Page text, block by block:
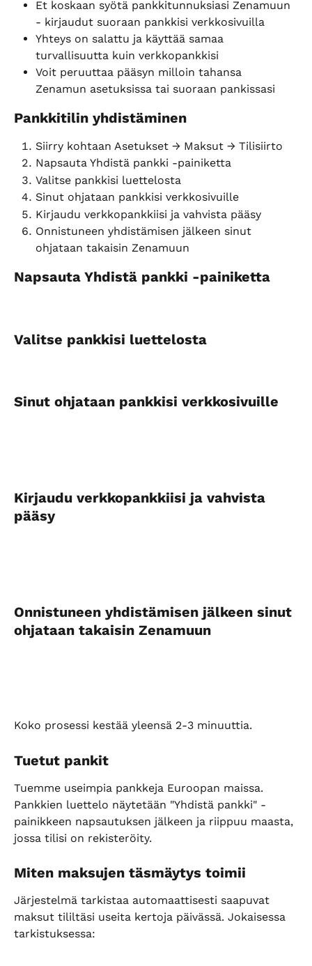
Et koskaan syötä pankkitunnuksiasi Zenamuun
- kirjaudut suoraan pankkisi verkkosivuilla
Yhteys on salattu ja käyttää samaa
turvallisuutta kuin verkkopankkisi
Voit peruuttaa pääsyn milloin tahansa
Zenamun asetuksissa tai suoraan pankissasi
Pankkitilin yhdistäminen
Siirry kohtaan Asetukset → Maksut → Tilisiirto
Napsauta Yhdistä pankki -painiketta
Valitse pankkisi luettelosta
Sinut ohjataan pankkisi verkkosivuille
Kirjaudu verkkopankkiisi ja vahvista pääsy
Onnistuneen yhdistämisen jälkeen sinut
ohjataan takaisin Zenamuun
Napsauta Yhdistä pankki -painiketta
Valitse pankkisi luettelosta
Sinut ohjataan pankkisi verkkosivuille
Kirjaudu verkkopankkiisi ja vahvista
pääsy
Onnistuneen yhdistämisen jälkeen sinut
ohjataan takaisin Zenamuun
Koko prosessi kestää yleensä 2-3 minuuttia.
Tuetut pankit
Tuemme useimpia pankkeja Euroopan maissa.
Pankkien luettelo näytetään "Yhdistä pankki" -
painikkeen napsautuksen jälkeen ja riippuu maasta,
jossa tilisi on rekisteröity.
Miten maksujen täsmäytys toimii
Järjestelmä tarkistaa automaattisesti saapuvat
maksut tililtäsi useita kertoja päivässä. Jokaisessa
tarkistuksessa: